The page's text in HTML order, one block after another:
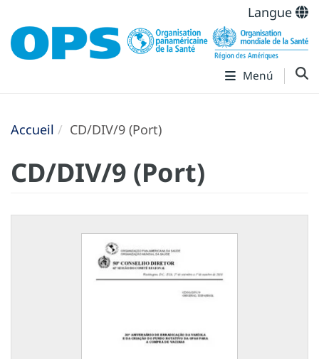
Langue
Menú
Accueil CD/DIV/9 (Port)
CD/DIV/9 (Port)